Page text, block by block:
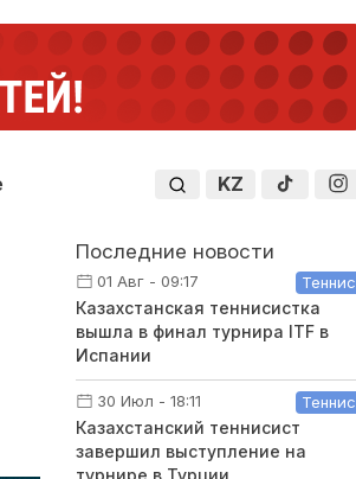
KZ
Последние новости
01 Авг - 09:17 Теннис
Казахстанская теннисистка
вышла в финал турнира ITF в
Испании
30 Июл - 18:11 Теннис
Казахстанский теннисист
завершил выступление на
турнире в Турции